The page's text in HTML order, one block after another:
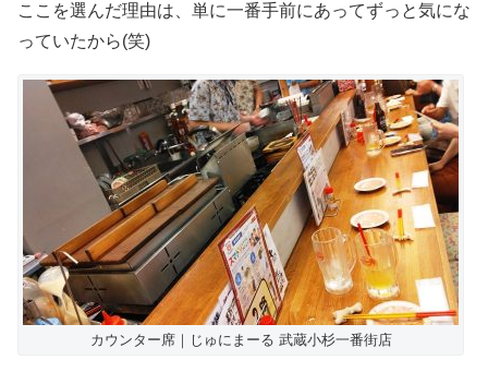
ここを選んだ理由は、単に一番手前にあってずっと気にな
っていたから(笑)
カウンター席｜じゅにまーる 武蔵小杉一番街店